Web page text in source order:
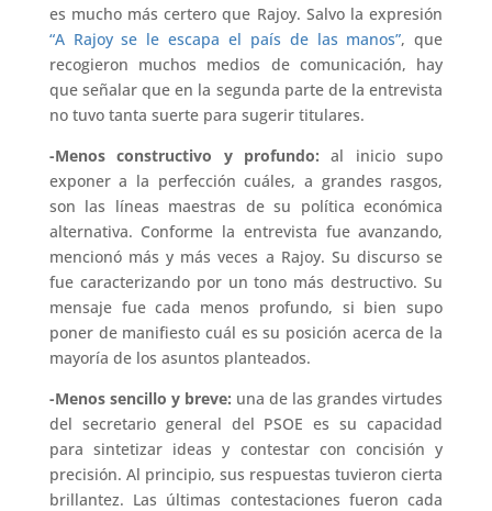
es mucho más certero que Rajoy. Salvo la expresión
“A Rajoy se le escapa el país de las manos”, que
recogieron muchos medios de comunicación, hay
que señalar que en la segunda parte de la entrevista
no tuvo tanta suerte para sugerir titulares.
-Menos constructivo y profundo: al inicio supo
exponer a la perfección cuáles, a grandes rasgos,
son las líneas maestras de su política económica
alternativa. Conforme la entrevista fue avanzando,
mencionó más y más veces a Rajoy. Su discurso se
fue caracterizando por un tono más destructivo. Su
mensaje fue cada menos profundo, si bien supo
poner de manifiesto cuál es su posición acerca de la
mayoría de los asuntos planteados.
-Menos sencillo y breve: una de las grandes virtudes
del secretario general del PSOE es su capacidad
para sintetizar ideas y contestar con concisión y
precisión. Al principio, sus respuestas tuvieron cierta
brillantez. Las últimas contestaciones fueron cada